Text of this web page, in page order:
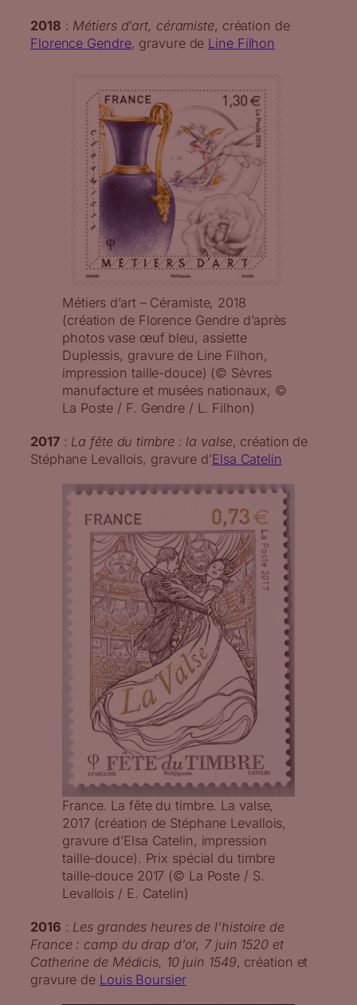
2018 : Métiers d’art, céramiste, création de
Florence Gendre, gravure de Line Filhon
Métiers d’art – Céramiste, 2018
(création de Florence Gendre d’après
photos vase œuf bleu, assiette
Duplessis, gravure de Line Filhon,
impression taille-douce) (© Sèvres
manufacture et musées nationaux, ©
La Poste / F. Gendre / L. Filhon)
2017: La fête du timbre : la valse, création de
Stéphane Levallois, gravure d’Elsa Catelin
France. La fête du timbre. La valse,
2017 (création de Stéphane Levallois,
gravure d’Elsa Catelin, impression
taille-douce). Prix spécial du timbre
taille-douce 2017 (© La Poste / S.
Levallois / E. Catelin)
2016 : Les grandes heures de l’histoire de
France : camp du drap d’or, 7 juin 1520 et
Catherine de Médicis, 10 juin 1549, création et
gravure de Louis Boursier